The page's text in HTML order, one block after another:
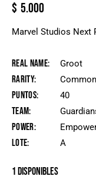
$ 5.000
Marvel Studios Next
Real Name Groot
Rarity Common
Puntos 40
Team
Power
Lote A
1 disponibles